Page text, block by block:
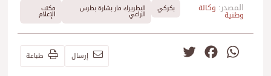
المصدر: وكالة
وطنية
بكركي البطريرك مار بشارة بطرس
الراعي
مكتب
الإعلام
WhatsApp
Facebook إرسال طباعة